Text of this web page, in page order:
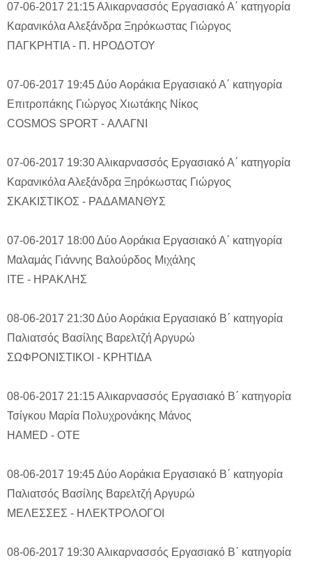
07-06-2017 21:15Αλικαρνασσός Εργασιακό Α΄ κατηγορία
Καρανικόλα Αλεξάνδρα Ξηρόκωστας Γιώργος
ΠΑΓΚΡΗΤΙΑ - Π. ΗΡΟΔΟΤΟΥ
07-06-2017 19:45Δύο Αοράκια Εργασιακό Α΄ κατηγορία
Επιτροπάκης Γιώργος Χιωτάκης Νίκος
COSMOS SPORT - ΑΛΑΓΝΙ
07-06-2017 19:30Αλικαρνασσός Εργασιακό Α΄ κατηγορία
Καρανικόλα Αλεξάνδρα Ξηρόκωστας Γιώργος
ΣΚΑΚΙΣΤΙΚΟΣ - ΡΑΔΑΜΑΝΘΥΣ
07-06-2017 18:00Δύο Αοράκια Εργασιακό Α΄ κατηγορία
Μαλαμάς Γιάννης Βαλούρδος Μιχάλης
ΙΤΕ - ΗΡΑΚΛΗΣ
08-06-2017 21:30Δύο Αοράκια Εργασιακό Β΄ κατηγορία
Παλιατσός Βασίλης Βαρελτζή Αργυρώ
ΣΩΦΡΟΝΙΣΤΙΚΟΙ - ΚΡΗΤΙΔΑ
08-06-2017 21:15Αλικαρνασσός Εργασιακό Β΄ κατηγορία
Τσίγκου Μαρία Πολυχρονάκης Μάνος
HAMED - ΟΤΕ
08-06-2017 19:45Δύο Αοράκια Εργασιακό Β΄ κατηγορία
Παλιατσός Βασίλης Βαρελτζή Αργυρώ
ΜΕΛΕΣΣΕΣ - ΗΛΕΚΤΡΟΛΟΓΟΙ
08-06-2017 19:30Αλικαρνασσός Εργασιακό Β΄ κατηγορία